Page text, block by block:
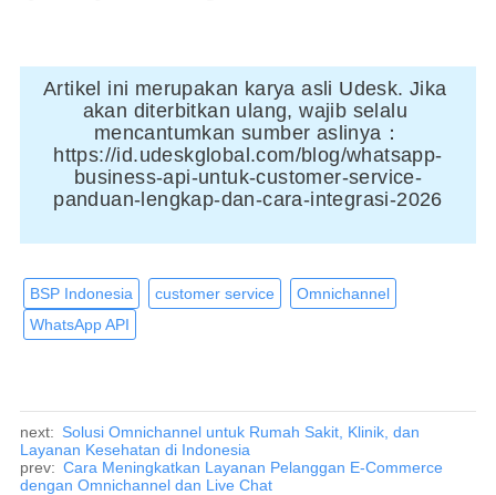
Artikel ini merupakan karya asli Udesk. Jika
akan diterbitkan ulang, wajib selalu
mencantumkan sumber aslinya：
https://id.udeskglobal.com/blog/whatsapp-
business-api-untuk-customer-service-
panduan-lengkap-dan-cara-integrasi-2026
BSP Indonesia customer service
Omnichannel
WhatsApp API
next: Solusi Omnichannel untuk Rumah Sakit, Klinik, dan
Layanan Kesehatan di Indonesia
prev: Cara Meningkatkan Layanan Pelanggan E-Commerce
dengan Omnichannel dan Live Chat